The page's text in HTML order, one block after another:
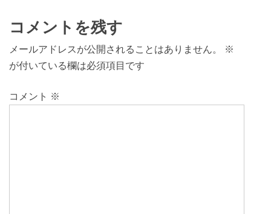
ナ
ビ
ゲ
コメントを残す
メールアドレスが公開されることはありません。
※
が付いている欄は必須項目です
コメント ※